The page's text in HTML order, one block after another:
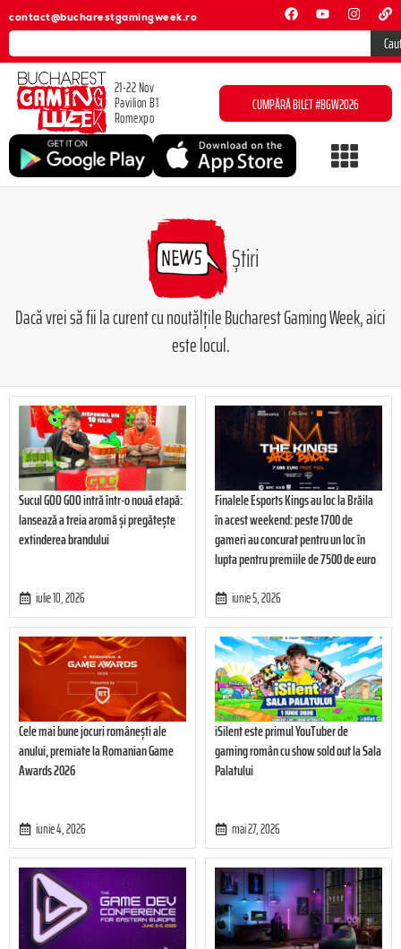
contact@bucharestgamingweek.ro
21-22 Nov
Pavilion B1
Romexpo
CUMPĂRĂ BILET #BGW2026
Știri
Dacă vrei să fii la curent cu noutălțile Bucharest Gaming Week, aici
este locul.
Sucul GOO GOO intră într-o nouă etapă:
lansează a treia aromă și pregătește
extinderea brandului
iulie 10, 2026
Finalele Esports Kings au loc la Brăila
în acest weekend: peste 1700 de
gameri au concurat pentru un loc în
lupta pentru premiile de 7500 de euro
iunie 5, 2026
Cele mai bune jocuri românești ale
anului, premiate la Romanian Game
Awards 2026
iunie 4, 2026
iSilent este primul YouTuber de
gaming român cu show sold out la Sala
Palatului
mai 27, 2026